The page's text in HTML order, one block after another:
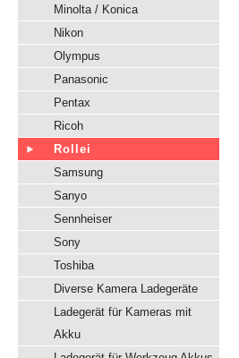
Minolta / Konica
Nikon
Olympus
Panasonic
Pentax
Ricoh
Rollei
Samsung
Sanyo
Sennheiser
Sony
Toshiba
Diverse Kamera Ladegeräte
Ladegerät für Kameras mit
Akku